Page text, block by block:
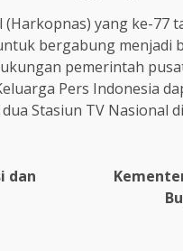
yang ke-77
bergabung menjadi
pemerintah
Pers Indonesia
Stasiun TV Nasional
dan